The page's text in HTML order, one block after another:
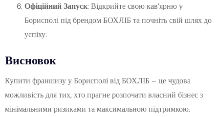
Офіційний Запуск: Відкрийте свою кав’ярню у
Борисполі під брендом БОХЛІБ та почніть свій шлях до
успіху.
Висновок
Купити франшизу у Борисполі від БОХЛІБ – це чудова
можливість для тих, хто прагне розпочати власний бізнес з
мінімальними ризиками та максимальною підтримкою.